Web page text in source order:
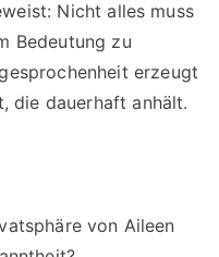
Nicht alles muss
Bedeutung zu
erzeugt
die dauerhaft anhält.
von Aileen